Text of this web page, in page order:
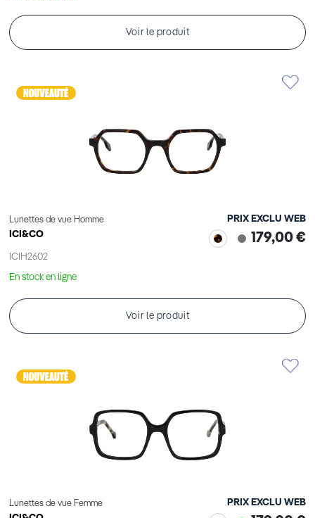
Voir le produit
Lunettes de vue Homme
ICI&CO
ICIH2602
PRIX EXCLU WEB
179,00 €
En stock en ligne
Voir le produit
Lunettes de vue Femme PRIX EXCLU WEB